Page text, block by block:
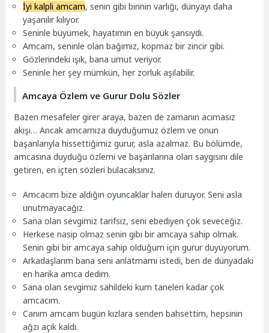
İyi kalpli amcam, senin gibi birinin varlığı, dünyayı daha
yaşanılır kılıyor.
Seninle büyümek, hayatımın en büyük şansıydı.
Amcam, seninle olan bağımız, kopmaz bir zincir gibi.
Gözlerindeki ışık, bana umut veriyor.
Seninle her şey mümkün, her zorluk aşılabilir.
Amcaya Özlem ve Gurur Dolu Sözler
Bazen mesafeler girer araya, bazen de zamanın acımasız
akışı… Ancak amcamıza duyduğumuz özlem ve onun
başarılarıyla hissettiğimiz gurur, asla azalmaz. Bu bölümde,
amcasına duyduğu özlemi ve başarılarına olan saygısını dile
getiren, en içten sözleri bulacaksınız.
Amcacım bize aldığın oyuncaklar halen duruyor. Seni asla
unutmayacağız.
Sana olan sevgimiz tarifsiz, seni ebediyen çok seveceğiz.
Herkese nasip olmaz senin gibi bir amcaya sahip olmak.
Senin gibi bir amcaya sahip olduğum için gurur duyuyorum.
Arkadaşlarım bana seni anlatmamı istedi, ben de dünyadaki
en harika amca dedim.
Sana olan sevgimiz sahildeki kum taneleri kadar çok
amcacım.
Canım amcam bugün kızlara senden bahsettim, hepsinin
ağzı açık kaldı.